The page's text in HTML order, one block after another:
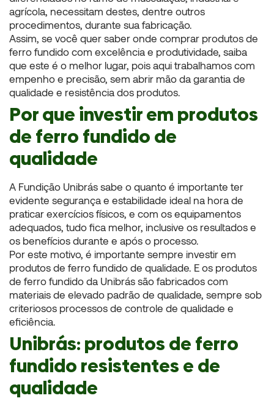
agrícola, necessitam destes, dentre outros
procedimentos, durante sua fabricação.
Assim, se você quer saber onde comprar produtos de
ferro fundido com excelência e produtividade, saiba
que este é o melhor lugar, pois aqui trabalhamos com
empenho e precisão, sem abrir mão da garantia de
qualidade e resistência dos produtos.
Por que investir em produtos
de ferro fundido de
qualidade
A Fundição Unibrás sabe o quanto é importante ter
evidente segurança e estabilidade ideal na hora de
praticar exercícios físicos, e com os equipamentos
adequados, tudo fica melhor, inclusive os resultados e
os benefícios durante e após o processo.
Por este motivo, é importante sempre investir em
produtos de ferro fundido de qualidade. E os produtos
de ferro fundido da Unibrás são fabricados com
materiais de elevado padrão de qualidade, sempre sob
criteriosos processos de controle de qualidade e
eficiência.
Unibrás: produtos de ferro
fundido resistentes e de
qualidade